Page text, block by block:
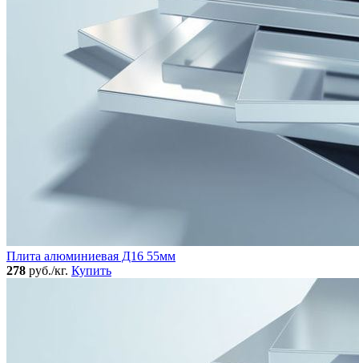
Плита алюминиевая Д16 55мм
278 руб./кг. Купить